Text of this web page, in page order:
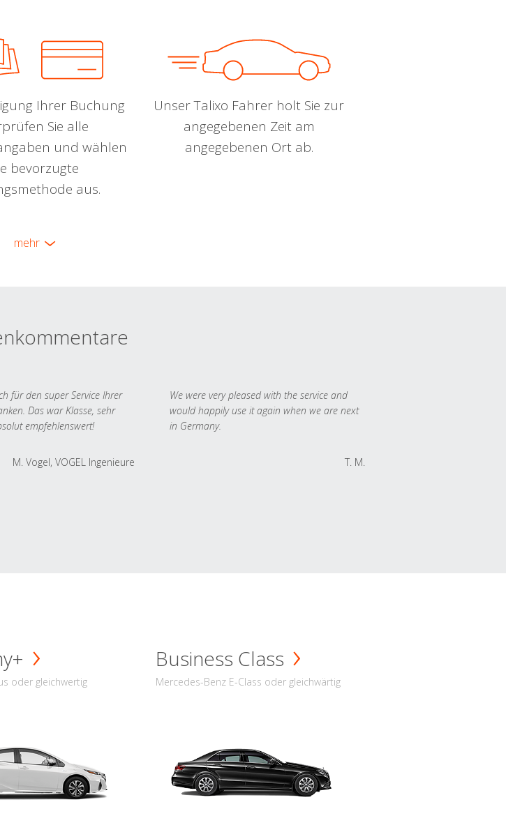
Ihrer Buchung
Sie alle
und wählen
bevorzugte
aus.
Unser Talixo Fahrer holt Sie zur
angegebenen Zeit am
angegebenen Ort ab.
mehr
für den super Service Ihrer
Das war Klasse, sehr
empfehlenswert!
M. Vogel, VOGEL Ingenieure
We were very pleased with the service and
would happily use it again when we are next
in Germany.
T. M.
oder gleichwertig
Business Class
Mercedes-Benz E-Class oder gleichwärtig